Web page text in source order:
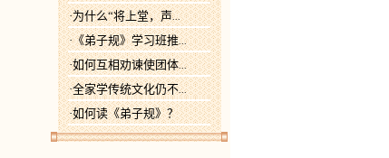
·为什么“将上堂，声...
·《弟子规》学习班推...
·如何互相劝谏使团体...
·全家学传统文化仍不...
·如何读《弟子规》？